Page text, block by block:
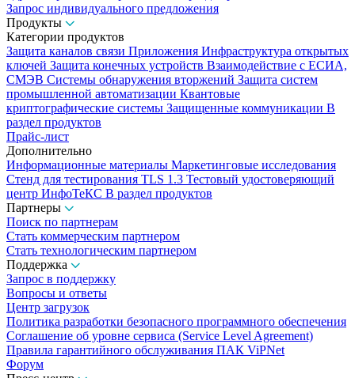
Запрос индивидуального предложения
Продукты
Категории продуктов
Защита каналов связи Приложения Инфраструктура открытых
ключей Защита конечных устройств Взаимодействие с ЕСИА,
СМЭВ Системы обнаружения вторжений Защита систем
промышленной автоматизации Квантовые
криптографические системы Защищенные коммуникации В
раздел продуктов
Прайс-лист
Дополнительно
Информационные материалы Маркетинговые исследования
Стенд для тестирования TLS 1.3 Тестовый удостоверяющий
центр ИнфоТеКС В раздел продуктов
Партнеры
Поиск по партнерам
Стать коммерческим партнером
Стать технологическим партнером
Поддержка
Запрос в поддержку
Вопросы и ответы
Центр загрузок
Политика разработки безопасного программного обеспечения
Соглашение об уровне сервиса (Service Level Agreement)
Правила гарантийного обслуживания ПАК ViPNet
Форум